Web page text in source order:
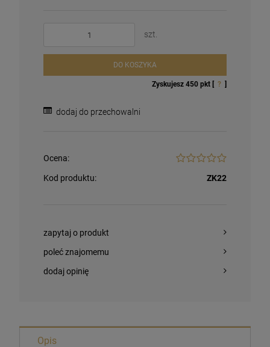
szt.
DO KOSZYKA
Zyskujesz 450 pkt [ ? ]
dodaj do przechowalni
Ocena:
Kod produktu: ZK22
zapytaj o produkt
poleć znajomemu
dodaj opinię
Opis